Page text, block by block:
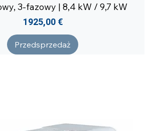
3-fazowy | 8,4 kW / 9,7 kW
Cena
1925,00 €
Przedsprzedaż